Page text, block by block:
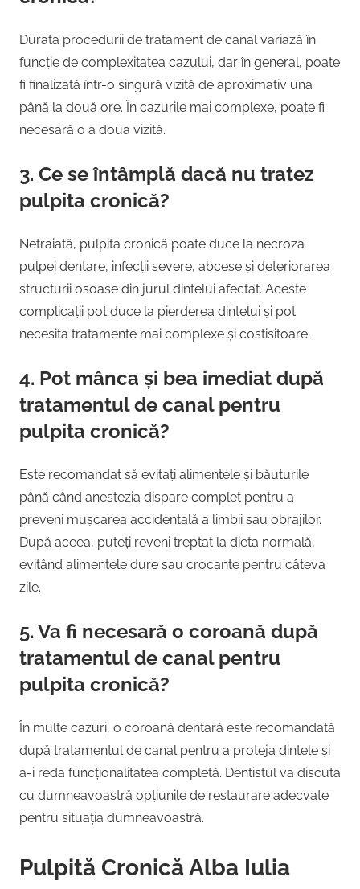
Durata procedurii de tratament de canal variază în
funcție de complexitatea cazului, dar în general, poate
fi finalizată într-o singură vizită de aproximativ una
până la două ore. În cazurile mai complexe, poate fi
necesară o a doua vizită.
3. Ce se întâmplă dacă nu tratez
pulpita cronică?
Netraiată, pulpita cronică poate duce la necroza
pulpei dentare, infecții severe, abcese și deteriorarea
structurii osoase din jurul dintelui afectat. Aceste
complicații pot duce la pierderea dintelui și pot
necesita tratamente mai complexe și costisitoare.
4. Pot mânca și bea imediat după
tratamentul de canal pentru
pulpita cronică?
Este recomandat să evitați alimentele și băuturile
până când anestezia dispare complet pentru a
preveni mușcarea accidentală a limbii sau obrajilor.
După aceea, puteți reveni treptat la dieta normală,
evitând alimentele dure sau crocante pentru câteva
zile.
5. Va fi necesară o coroană după
tratamentul de canal pentru
pulpita cronică?
În multe cazuri, o coroană dentară este recomandată
după tratamentul de canal pentru a proteja dintele și
a-i reda funcționalitatea completă. Dentistul va discuta
cu dumneavoastră opțiunile de restaurare adecvate
pentru situația dumneavoastră.
Pulpită Cronică Alba Iulia